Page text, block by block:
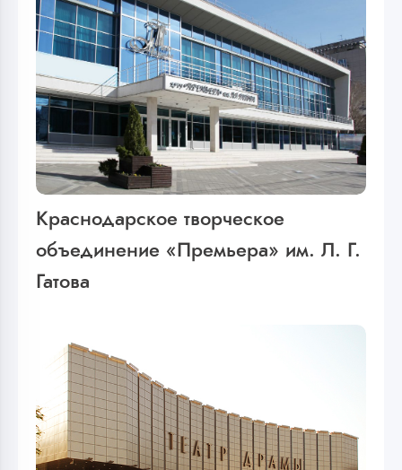
Краснодарское творческое
объединение «Премьера» им. Л. Г.
Гатова